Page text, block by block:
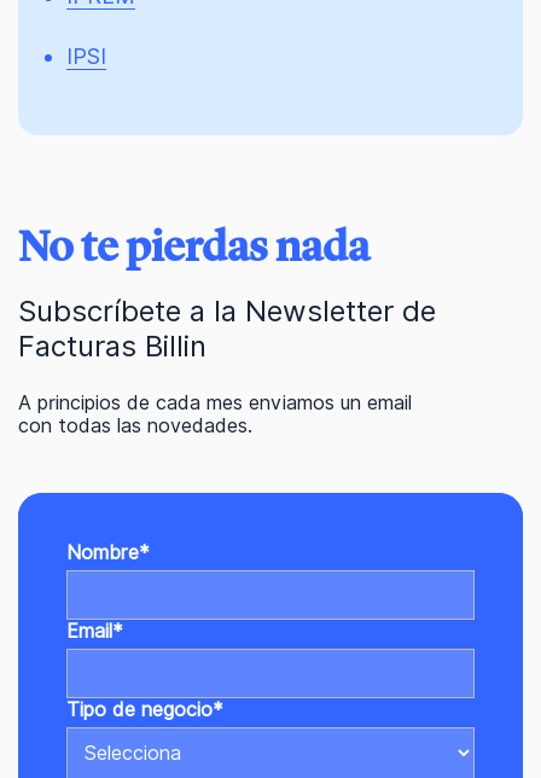
IPSI
No te pierdas nada
Subscríbete a la Newsletter de
Facturas Billin
A principios de cada mes enviamos un email
con todas las novedades.
Nombre*
Email*
Tipo de negocio*